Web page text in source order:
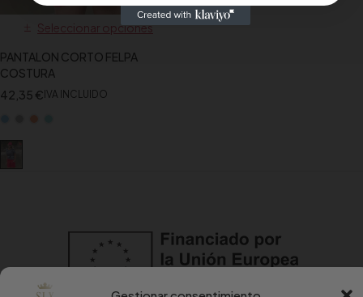
Seleccionar opciones
PANTALON CORTO FELPA
COSTURA
42,35 € IVA INCLUIDO